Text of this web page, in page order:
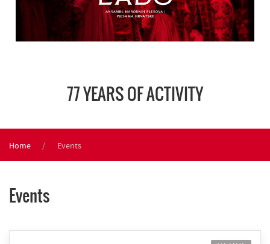
77 YEARS OF ACTIVITY
Home Events
Events